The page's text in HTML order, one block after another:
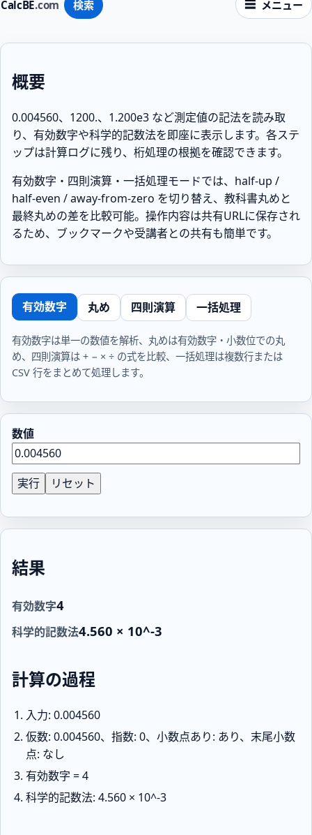
CalcBE.com 検索 メニュー
概要
0.004560、1200.、1.200e3 など測定値の記法を読み取
り、有効数字や科学的記数法を即座に表示します。各ステ
ップは計算ログに残り、桁処理の根拠を確認できます。
有効数字・四則演算・一括処理モードでは、half-up /
half-even / away-from-zero を切り替え、教科書丸めと
最終丸めの差を比較可能。操作内容は共有URLに保存され
るため、ブックマークや受講者との共有も簡単です。
有効数字 丸め 四則演算 一括処理
有効数字は単一の数値を解析、丸めは有効数字・小数位での丸
め、四則演算は + − × ÷ の式を比較、一括処理は複数行または
CSV 行をまとめて処理します。
数値
実行 リセット
結果
有効数字4
科学的記数法4.560 × 10^-3
計算の過程
入力: 0.004560
仮数: 0.004560、指数: 0、小数点あり: あり、末尾小数
点: なし
有効数字 = 4
科学的記数法: 4.560 × 10^-3